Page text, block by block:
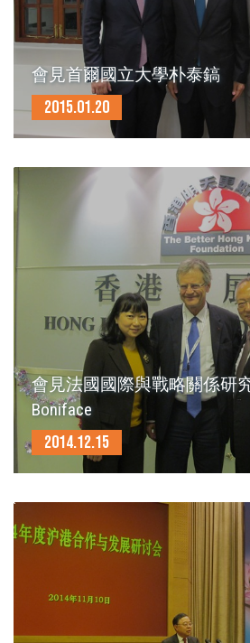
會見首爾國立大學朴泰鎬
2015.01.20
會見法國國際與戰略關係研
Boniface
2014.12.15